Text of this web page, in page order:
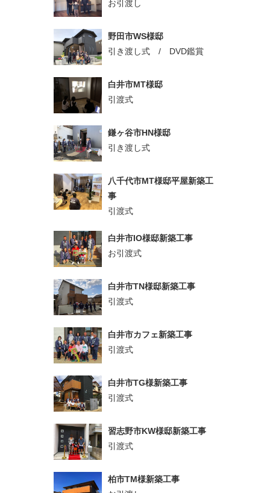
お引渡し
野田市WS様邸
引き渡し式 / DVD鑑賞
白井市MT様邸
引渡式
鎌ヶ谷市HN様邸
引き渡し式
八千代市MT様邸平屋新築工
事
引渡式
白井市IO様邸新築工事
お引渡式
白井市TN様邸新築工事
引渡式
白井市カフェ新築工事
引渡式
白井市TG様新築工事
引渡式
習志野市KW様邸新築工事
引渡式
柏市TM様新築工事